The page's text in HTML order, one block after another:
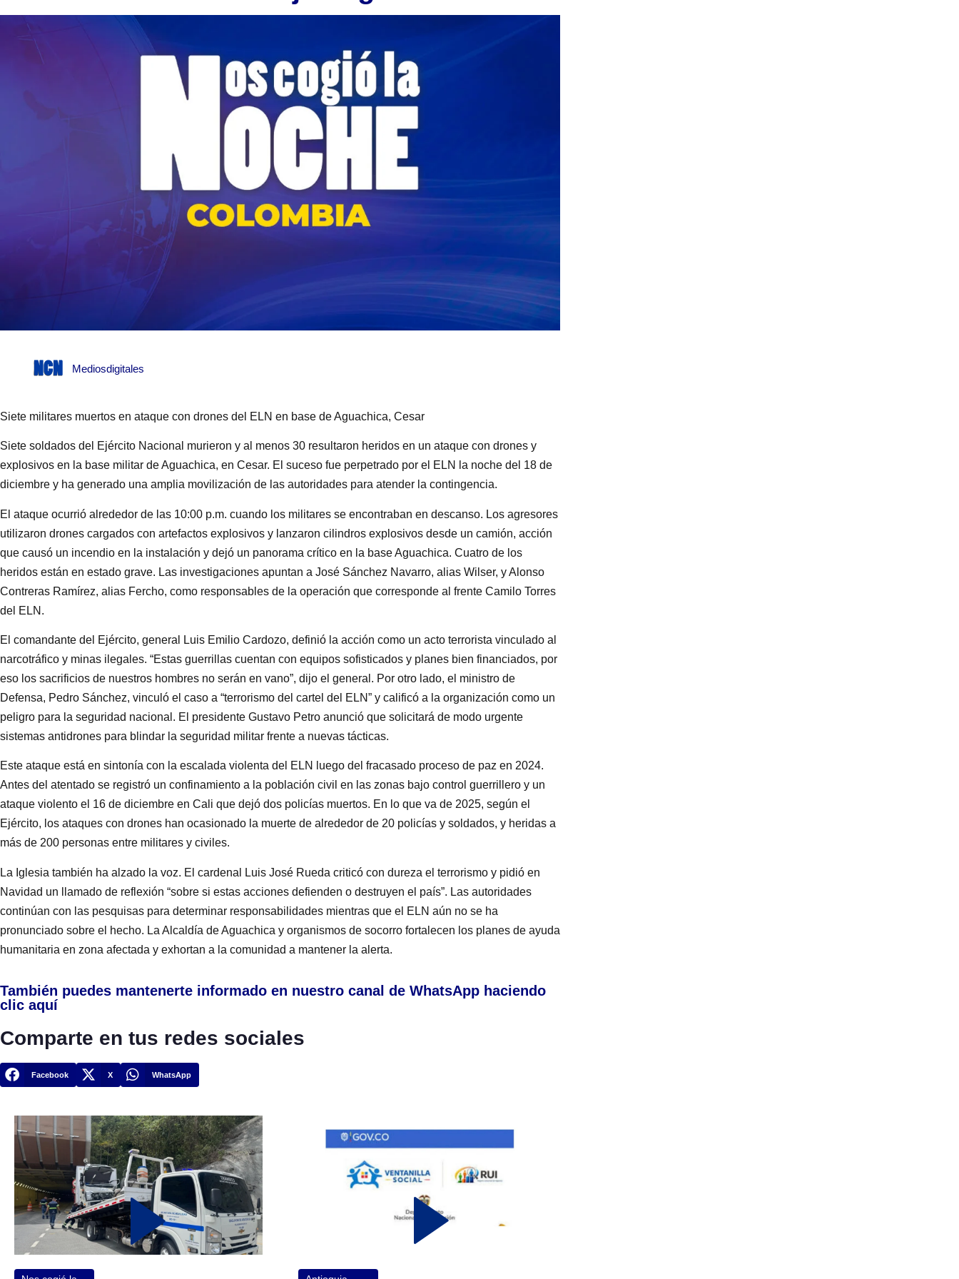
Mediosdigitales
Siete militares muertos en ataque con drones del ELN en base de Aguachica, Cesar
Siete soldados del Ejército Nacional murieron y al menos 30 resultaron heridos en un ataque con drones y
explosivos en la base militar de Aguachica, en Cesar. El suceso fue perpetrado por el ELN la noche del 18 de
diciembre y ha generado una amplia movilización de las autoridades para atender la contingencia.
El ataque ocurrió alrededor de las 10:00 p.m. cuando los militares se encontraban en descanso. Los agresores
utilizaron drones cargados con artefactos explosivos y lanzaron cilindros explosivos desde un camión, acción
que causó un incendio en la instalación y dejó un panorama crítico en la base Aguachica. Cuatro de los
heridos están en estado grave. Las investigaciones apuntan a José Sánchez Navarro, alias Wilser, y Alonso
Contreras Ramírez, alias Fercho, como responsables de la operación que corresponde al frente Camilo Torres
del ELN.
El comandante del Ejército, general Luis Emilio Cardozo, definió la acción como un acto terrorista vinculado al
narcotráfico y minas ilegales. “Estas guerrillas cuentan con equipos sofisticados y planes bien financiados, por
eso los sacrificios de nuestros hombres no serán en vano”, dijo el general. Por otro lado, el ministro de
Defensa, Pedro Sánchez, vinculó el caso a “terrorismo del cartel del ELN” y calificó a la organización como un
peligro para la seguridad nacional. El presidente Gustavo Petro anunció que solicitará de modo urgente
sistemas antidrones para blindar la seguridad militar frente a nuevas tácticas.
Este ataque está en sintonía con la escalada violenta del ELN luego del fracasado proceso de paz en 2024.
Antes del atentado se registró un confinamiento a la población civil en las zonas bajo control guerrillero y un
ataque violento el 16 de diciembre en Cali que dejó dos policías muertos. En lo que va de 2025, según el
Ejército, los ataques con drones han ocasionado la muerte de alrededor de 20 policías y soldados, y heridas a
más de 200 personas entre militares y civiles.
La Iglesia también ha alzado la voz. El cardenal Luis José Rueda criticó con dureza el terrorismo y pidió en
Navidad un llamado de reflexión “sobre si estas acciones defienden o destruyen el país”. Las autoridades
continúan con las pesquisas para determinar responsabilidades mientras que el ELN aún no se ha
pronunciado sobre el hecho. La Alcaldía de Aguachica y organismos de socorro fortalecen los planes de ayuda
humanitaria en zona afectada y exhortan a la comunidad a mantener la alerta.
También puedes mantenerte informado en nuestro canal de WhatsApp haciendo
clic aquí
Comparte en tus redes sociales
Facebook X WhatsApp